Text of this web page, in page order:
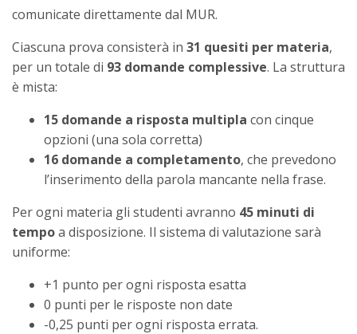
comunicate direttamente dal MUR.
Ciascuna prova consisterà in 31 quesiti per materia,
per un totale di 93 domande complessive. La struttura
è mista:
15 domande a risposta multipla con cinque
opzioni (una sola corretta)
16 domande a completamento, che prevedono
l’inserimento della parola mancante nella frase.
Per ogni materia gli studenti avranno 45 minuti di
tempoa disposizione. Il sistema di valutazione sarà
uniforme:
+1 punto per ogni risposta esatta
0 punti per le risposte non date
-0,25 punti per ogni risposta errata.